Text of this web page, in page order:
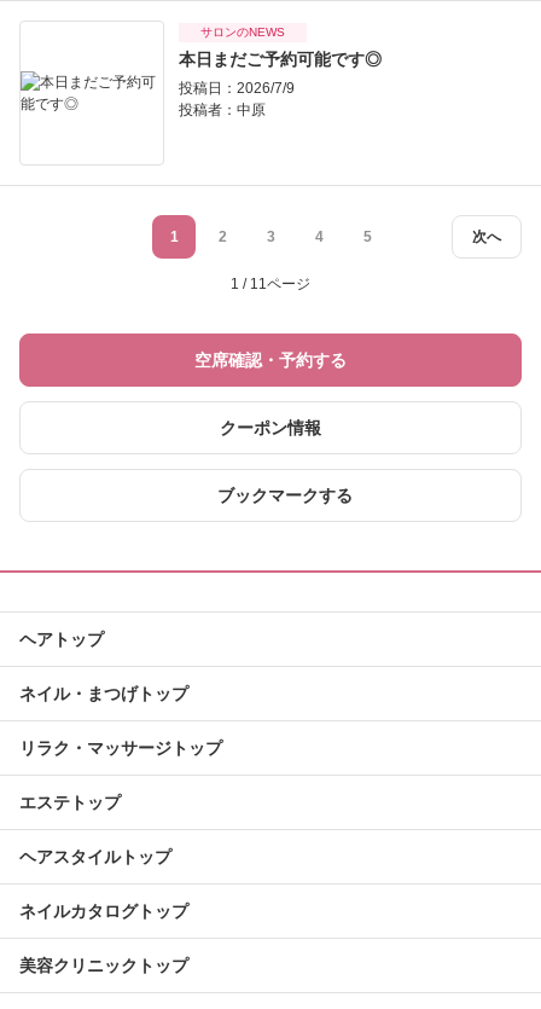
サロンのNEWS
本日まだご予約可能です◎
投稿日：2026/7/9
投稿者： 中原
次へ
1 2 3 4 5
1 / 11ページ
空席確認・予約する
クーポン情報
ブックマークする
ヘアトップ
ネイル・まつげトップ
リラク・マッサージトップ
エステトップ
ヘアスタイルトップ
ネイルカタログトップ
美容クリニックトップ